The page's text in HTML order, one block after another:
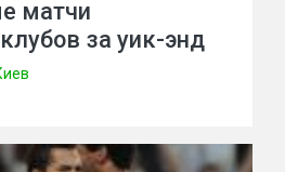
матчи
за уик-энд